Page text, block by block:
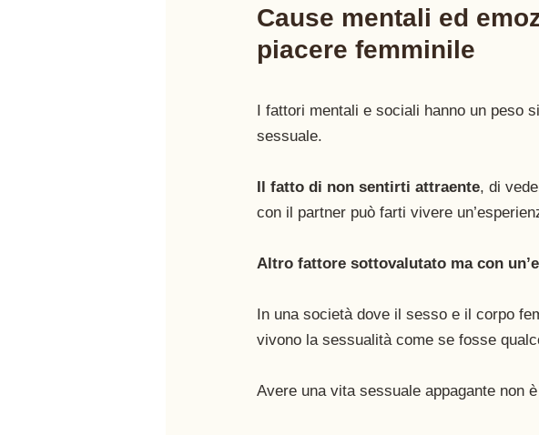
Cause mentali ed
piacere femminile
I fattori mentali e sociali hanno un
sessuale.
Il fatto di non sentirti attraente, di
con il partner può farti vivere
Altro fattore sottovalutato ma con
In una società dove il sesso e il corpo
vivono la sessualità come se fosse
Avere una vita sessuale appagante non